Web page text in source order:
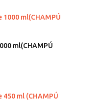
ml(CHAMPÚ